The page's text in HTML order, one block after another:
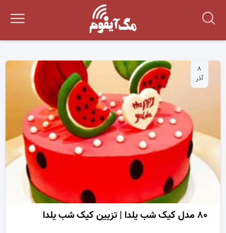
۸
آذر
۸۰ مدل کیک شب یلدا | تزیین کیک شب یلدا